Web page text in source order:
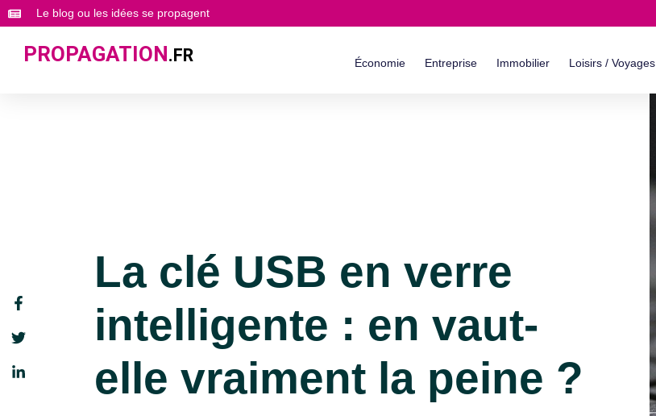
Le blog ou les idées se propagent
PROPAGATION.FR Économie Entreprise Immobilier Loisirs / Voyages
La clé USB en verre
intelligente : en vaut-
elle vraiment la peine ?